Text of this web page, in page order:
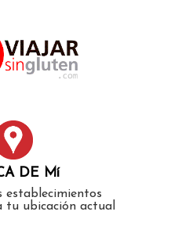
DE Mí
establecimientos
tu ubicación actual
declaration for domain group
3b0205284212. Please add it to
Manager to authorize